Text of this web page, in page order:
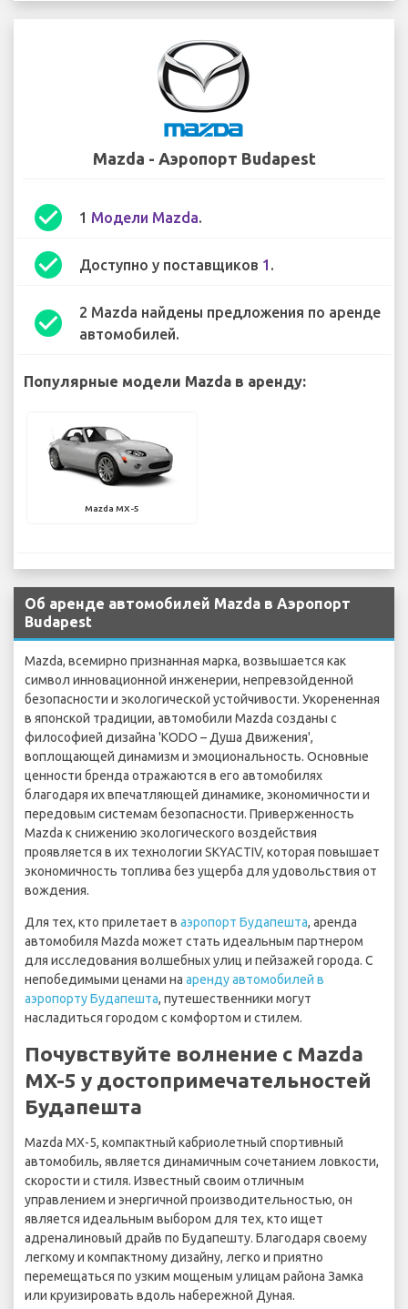
Mazda - Аэропорт Budapest
check_circle 1 Модели Mazda.
check_circle Доступно у поставщиков 1 .
check_circle
2 Mazda найдены предложения по аренде
автомобилей.
Популярные модели Mazda в аренду:
Mazda MX-5
Об аренде автомобилей Mazda в Аэропорт
Budapest
Mazda, всемирно признанная марка, возвышается как
символ инновационной инженерии, непревзойденной
безопасности и экологической устойчивости. Укорененная
в японской традиции, автомобили Mazda созданы с
философией дизайна 'KODO – Душа Движения',
воплощающей динамизм и эмоциональность. Основные
ценности бренда отражаются в его автомобилях
благодаря их впечатляющей динамике, экономичности и
передовым системам безопасности. Приверженность
Mazda к снижению экологического воздействия
проявляется в их технологии SKYACTIV, которая повышает
экономичность топлива без ущерба для удовольствия от
вождения.
Для тех, кто прилетает в аэропорт Будапешта, аренда
автомобиля Mazda может стать идеальным партнером
для исследования волшебных улиц и пейзажей города. С
непобедимыми ценами на аренду автомобилей в
аэропорту Будапешта, путешественники могут
насладиться городом с комфортом и стилем.
Почувствуйте волнение с Mazda
MX-5 у достопримечательностей
Будапешта
Mazda MX-5, компактный кабриолетный спортивный
автомобиль, является динамичным сочетанием ловкости,
скорости и стиля. Известный своим отличным
управлением и энергичной производительностью, он
является идеальным выбором для тех, кто ищет
адреналиновый драйв по Будапешту. Благодаря своему
легкому и компактному дизайну, легко и приятно
перемещаться по узким мощеным улицам района Замка
или круизировать вдоль набережной Дуная.